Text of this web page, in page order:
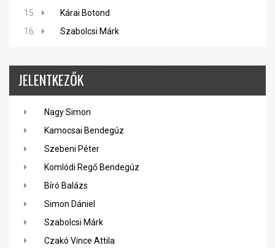
15.
Kárai Botond
16.
Szabolcsi Márk
JELENTKEZŐK
Nagy Simon
Kamocsai Bendegúz
Szebeni Péter
Komlódi Regő Bendegúz
Bíró Balázs
Simon Dániel
Szabolcsi Márk
Czakó Vince Attila